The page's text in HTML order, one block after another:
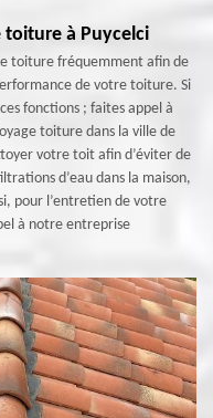
à Puycelci
toiture fréquemment afin de
de votre toiture. Si
fonctions ; faites appel à
toiture dans la ville de
votre toit afin d’éviter de
d’eau dans la maison,
pour l’entretien de votre
à notre entreprise